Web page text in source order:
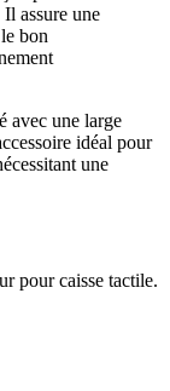
assure une
bon
avec une large
idéal pour
une
pour caisse tactile.